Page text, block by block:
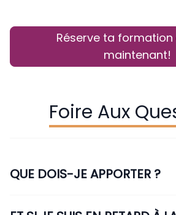
Réserve ta formation
maintenant!
Foire Aux
QUE DOIS-JE APPORTER ?